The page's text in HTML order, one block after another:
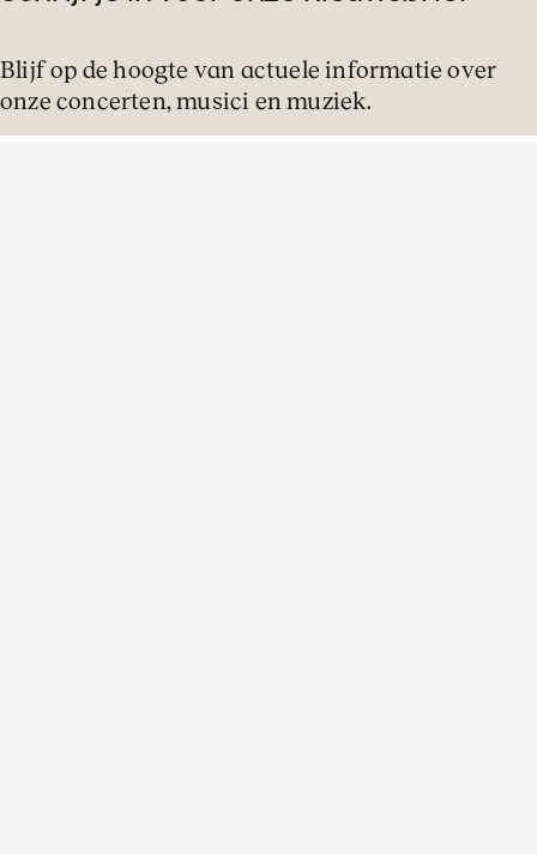
Blijf op de hoogte van actuele informatie over
onze concerten, musici en muziek.